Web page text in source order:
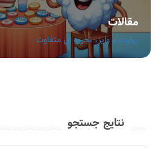
مقالات
رولوت و وایز، تجربه ای متفاوت
نتایج جستجو